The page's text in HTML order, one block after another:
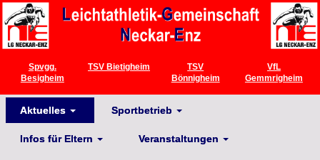
Spvgg.
Besigheim
TSV Bietigheim
TSV
Bönnigheim
VfL
Gemmrigheim
Aktuelles Sportbetrieb
Infos für Eltern Veranstaltungen